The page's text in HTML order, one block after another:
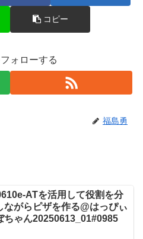
コピー
ォローする
福島勇
ATを活用して役割を分
ながらピザを作る@はっぴぃ
ちゃん20250613_01#0985